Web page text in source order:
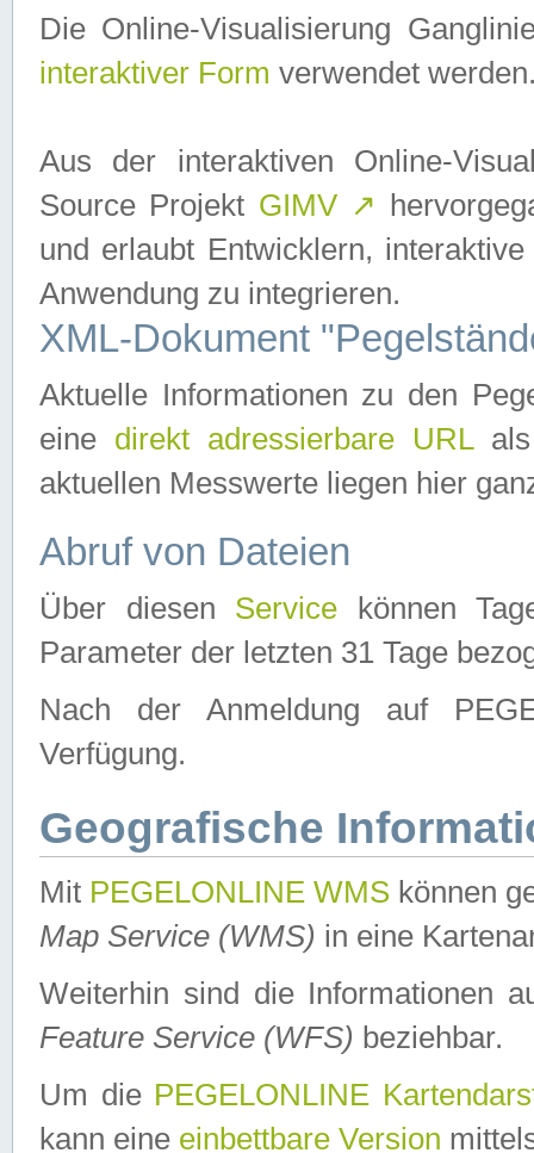
Die Online-Visualisierung
interaktiver Form verwendet
Aus der interaktiven Online-
Source Projekt GIMV ↗
und erlaubt Entwicklern,
Anwendung zu integrieren.
XML-Dokument
Aktuelle Informationen zu den
eine direkt adressierbare URLals
aktuellen Messwerte liegen hier
Abruf von Dateien
Über diesen Service können
Parameter der letzten 31 Tage
Nach der Anmeldung auf
Verfügung.
Geografische
Mit PEGELONLINE WMS können
Map Service (WMS) in eine
Weiterhin sind die Informationen
Feature Service (WFS) beziehbar.
Um die PEGELONLINE
kann eine einbettbare Version